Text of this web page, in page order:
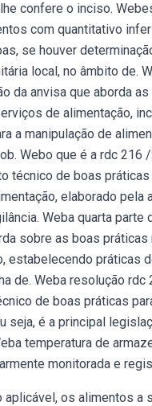
confere o inciso.
com quantitativo
se houver
local, no âmbito de.
da anvisa que aborda as
de alimentação,
a manipulação de
Webo que é a rdc 216
técnico de boas práticas
elaborado pela
Weba quarta parte
sobre as boas
estabelecendo práticas
de. Weba resolução rdc
de boas práticas
seja, é a principal
temperatura de
monitorada e
aplicável, os alimentos a